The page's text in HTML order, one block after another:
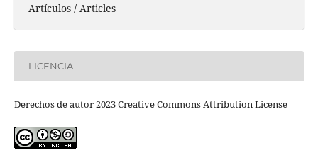
Artículos / Articles
LICENCIA
Derechos de autor 2023 Creative Commons Attribution License